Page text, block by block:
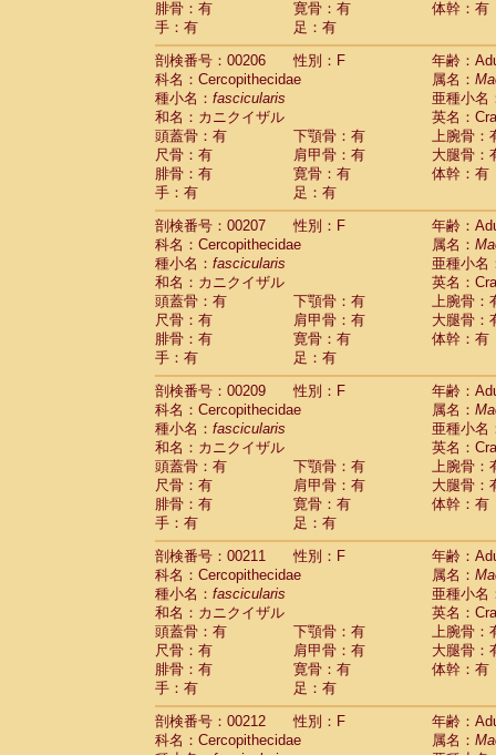
腓骨：有
寛骨：有
体幹：有
手：有
足：有
剖検番号：00206
性別：F
年齢：
科名：Cercopithecidae
属名：
種小名： fascicularis
亜種小名
和名：カニクイザル
英名：
頭蓋骨：有
下顎骨：有
上腕骨：
尺骨：有
肩甲骨：有
大腿骨：
腓骨：有
寛骨：有
体幹：有
手：有
足：有
剖検番号：00207
性別：F
年齢：
科名：Cercopithecidae
属名：
種小名： fascicularis
亜種小名
和名：カニクイザル
英名：
頭蓋骨：有
下顎骨：有
上腕骨：
尺骨：有
肩甲骨：有
大腿骨：
腓骨：有
寛骨：有
体幹：有
手：有
足：有
剖検番号：00209
性別：F
年齢：
科名：Cercopithecidae
属名：
種小名： fascicularis
亜種小名
和名：カニクイザル
英名：
頭蓋骨：有
下顎骨：有
上腕骨：
尺骨：有
肩甲骨：有
大腿骨：
腓骨：有
寛骨：有
体幹：有
手：有
足：有
剖検番号：00211
性別：F
年齢：
科名：Cercopithecidae
属名：
種小名： fascicularis
亜種小名
和名：カニクイザル
英名：
頭蓋骨：有
下顎骨：有
上腕骨：
尺骨：有
肩甲骨：有
大腿骨：
腓骨：有
寛骨：有
体幹：有
手：有
足：有
剖検番号：00212
性別：F
年齢：
科名：Cercopithecidae
属名：